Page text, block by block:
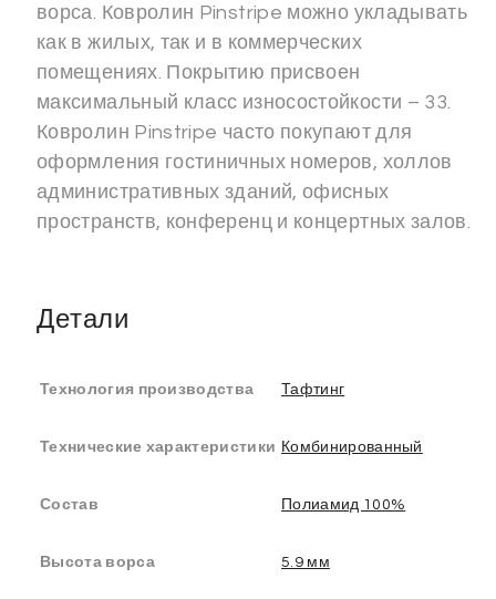
ворса. Ковролин Pinstripe можно укладывать
как в жилых, так и в коммерческих
помещениях. Покрытию присвоен
максимальный класс износостойкости – 33.
Ковролин Pinstripe часто покупают для
оформления гостиничных номеров, холлов
административных зданий, офисных
пространств, конференц и концертных залов.
Детали
Технология производства Тафтинг
Технические характеристики Комбинированный
Состав Полиамид 100%
Высота ворса 5.9 мм